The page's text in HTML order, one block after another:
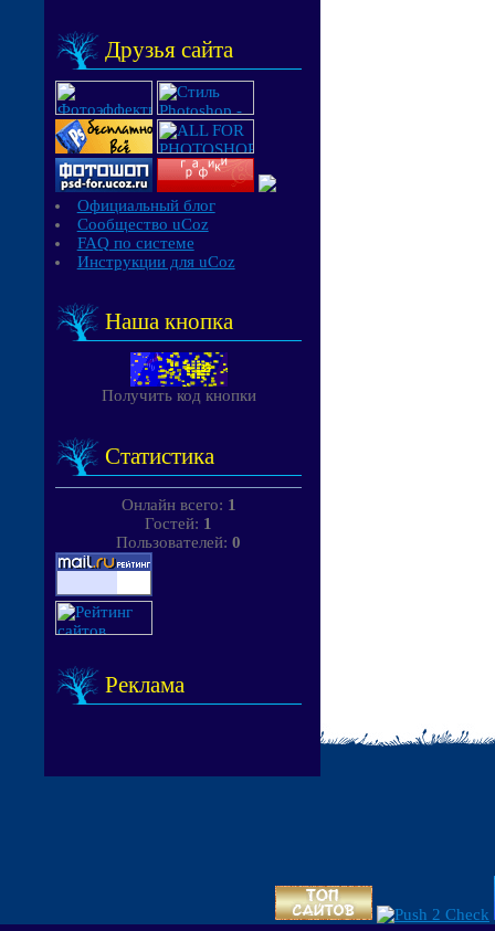
Друзья сайта
Официальный блог
Сообщество uCoz
FAQ по системе
Инструкции для uCoz
Наша кнопка
Получить код кнопки
Статистика
Онлайн всего: 1
Гостей: 1
Пользователей: 0
Реклама